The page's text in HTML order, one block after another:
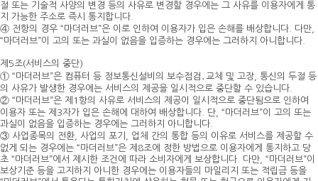
절 또는 기술적 사양의 변경 등의 사유로 변경할 경우에는 그 사유를 이용자에게 통
지 가능한 주소로 즉시 통지합니다.
④ 전항의 경우 “마더러브”은 이로 인하여 이용자가 입은 손해를 배상합니다. 다만,
“마더러브”이 고의 또는 과실이 없음을 입증하는 경우에는 그러하지 아니합니다.
제5조(서비스의 중단)
① “마더러브”은 컴퓨터 등 정보통신설비의 보수점검․교체 및 고장, 통신의 두절 등
의 사유가 발생한 경우에는 서비스의 제공을 일시적으로 중단할 수 있습니다.
② “마더러브”은 제1항의 사유로 서비스의 제공이 일시적으로 중단됨으로 인하여
이용자 또는 제3자가 입은 손해에 대하여 배상합니다. 단, “마더러브”이 고의 또는
과실이 없음을 입증하는 경우에는 그러하지 아니합니다.
③ 사업종목의 전환, 사업의 포기, 업체 간의 통합 등의 이유로 서비스를 제공할 수
없게 되는 경우에는 “마더러브”은 제8조에 정한 방법으로 이용자에게 통지하고 당
초 “마더러브”에서 제시한 조건에 따라 소비자에게 보상합니다. 다만, “마더러브”이
보상기준 등을 고지하지 아니한 경우에는 이용자들의 마일리지 또는 적립금 등을